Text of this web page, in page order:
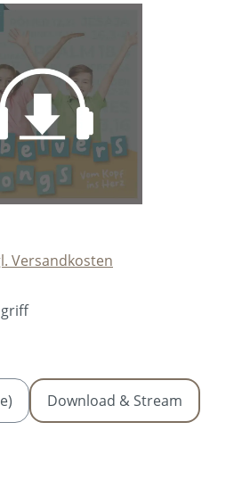
Versandkosten
Download & Stream